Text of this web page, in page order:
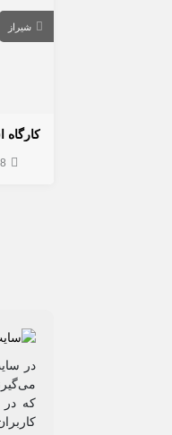
شیراز
8 ماه قبل
در
که در